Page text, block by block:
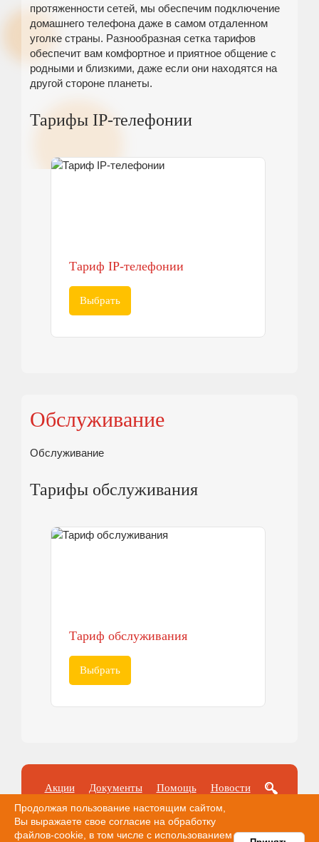
протяженности сетей, мы обеспечим подключение
домашнего телефона даже в самом отдаленном
уголке страны. Разнообразная сетка тарифов
обеспечит вам комфортное и приятное общение с
родными и близкими, даже если они находятся на
другой стороне планеты.
Тарифы IP-телефонии
Тариф IP-телефонии
Выбрать
Обслуживание
Обслуживание
Тарифы обслуживания
Тариф обслуживания
Выбрать
Акции Документы Помощь
Новости
Оплата
Продолжая пользование настоящим сайтом,
Вы выражаете свое согласие на обработку
файлов-cookie, в том числе с использованием